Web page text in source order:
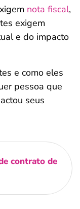
nota fiscal,
exigem
e do impacto
e como eles
pessoa que
seus
contrato de